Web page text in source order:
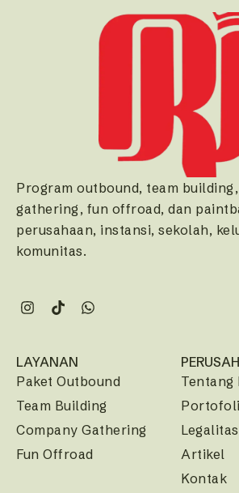
Program outbound, team
gathering, fun offroad, dan
perusahaan, instansi, sekolah,
komunitas.
LAYANAN
Paket Outbound
Team Building
Company Gathering
Fun Offroad
Tentang
Legalitas
Artikel
Kontak